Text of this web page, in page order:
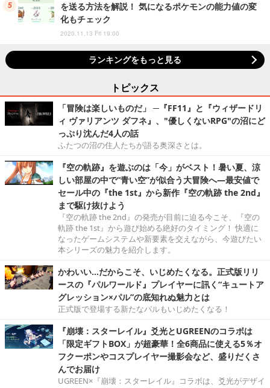
を送る方法を解説！ 気になるポケモンの能力値の変
化もチェック
2020.11.13 Fri 19:00
ランキングをもっと見る
トピックス
「冒険は楽しいものだ」 ─『FF11』と『ウィザードリ
ィ ヴァリアンツ ダフネ』、"優しくないRPG"の沼にど
っぷり沈んだ4人の話
ふたつの沼の住人たちが語る奥深さとは。
『空の軌跡』を遊ぶのは「今」がベスト！暑い夏、涼
しい部屋の中で“青い空”が似合う大冒険へ―最安値で
セール中の『the 1st』から新作『空の軌跡 the 2nd』
まで駆け抜けよう
『空の軌跡 the 2nd』の発売が目前に迫る今こそ、『空の
軌跡 the 1st』から遊び始める絶好のタイミング！ 快適に
なったゲームシステムや新要素を交えながら、今遊びたい
本シリーズの魅力を紹介します。
かわいい…だからこそ、いじめたくなる。正式版リリ
ースの『パルワールド』プレイヤーに訊く“キュートア
グレッション×パル”の底知れぬ魅力とは
正式版で登場する新たなパルもいじめたくなる！
『崩壊：スターレイル』爻光とUGREENのコラボは
「限定ギフトBOX」が超豪華！全6商品に使える5％オ
フクーポンやコスプレイヤー撮影会など、盛りだくさ
んでお届け
UGREEN×『崩壊：スターレイル』コラボは、爻光がデザイ